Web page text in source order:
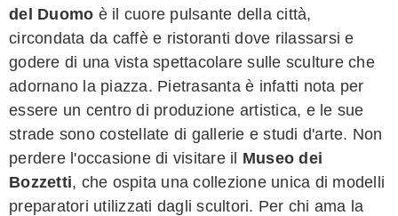
del Duomo è il cuore pulsante della città,
circondata da caffè e ristoranti dove rilassarsi e
godere di una vista spettacolare sulle sculture che
adornano la piazza. Pietrasanta è infatti nota per
essere un centro di produzione artistica, e le sue
strade sono costellate di gallerie e studi d'arte. Non
perdere l'occasione di visitare il Museo dei
Bozzetti, che ospita una collezione unica di modelli
preparatori utilizzati dagli scultori. Per chi ama la